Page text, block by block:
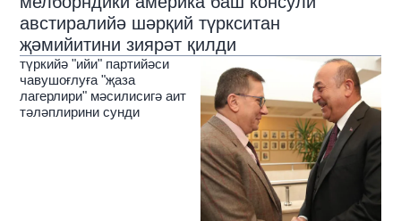
австиралийә шәрқий түркситан
җәмийитини зиярәт қилди
түркийә "ийи" партийәси
чавушоғлуға "җаза
лагерлири" мәсилисигә аит
тәләплирини сунди